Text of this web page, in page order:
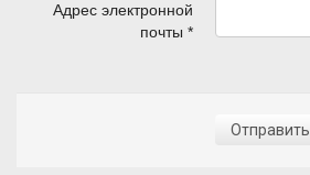
Адрес электронной
почты *
Отправить
Организаторам